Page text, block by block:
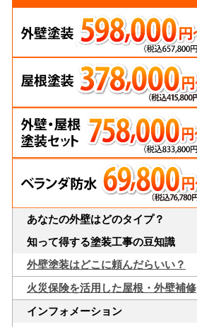
あなたの外壁はどのタイプ？
知って得する塗装工事の豆知識
外壁塗装はどこに頼んだらいい？
火災保険を活用した屋根・外壁補修
インフォメーション